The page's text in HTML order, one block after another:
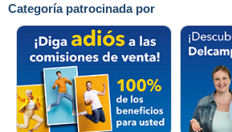
Categoría patrocinada por